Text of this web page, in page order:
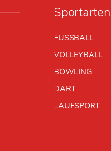
Sportarten
FUSSBALL
VOLLEYBALL
BOWLING
DART
LAUFSPORT